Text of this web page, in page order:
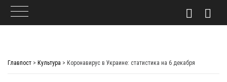
Главпост > Культура > Коронавирус в Украине: статистика на 6 декабря